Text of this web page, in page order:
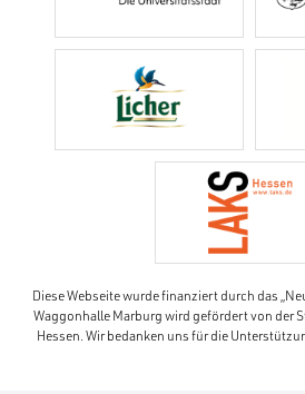
Diese Webseite wurde finanziert durch das
Waggonhalle Marburg wird gefördert von der
Hessen. Wir bedanken uns für die